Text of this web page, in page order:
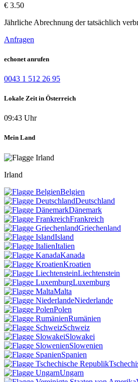
€ 3.50
Jährliche Abrechnung der tatsächlich
Anfragen
echonet anrufen
0043 1 512 26 95
Lokale Zeit in Österreich
09:43 Uhr
Mein Land
Irland
Belgien
Deutschland
Dänemark
Frankreich
Griechenland
Island
Italien
Kanada
Kroatien
Liechtenstein
Luxemburg
Malta
Niederlande
Polen
Rumänien
Schweiz
Slowakei
Slowenien
Spanien
Ungarn